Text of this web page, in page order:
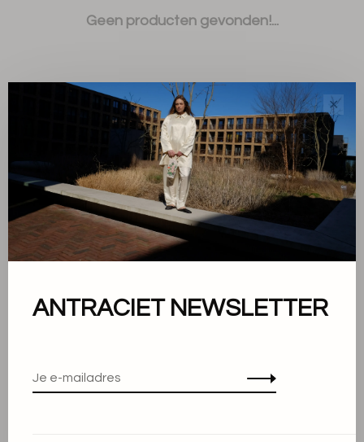
Geen producten gevonden!...
Sorteren op:
Toon 1 - 0 van 0
Over ons
Privacy Policy
✕
ANTRACIET NEWSLETTER